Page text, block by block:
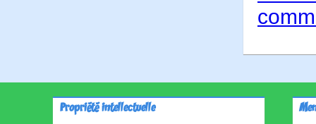
Propriété intellectuelle